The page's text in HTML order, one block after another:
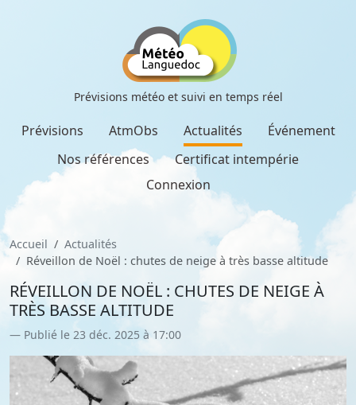
Prévisions météo et suivi en temps réel
Prévisions AtmObs Actualités
Événement
Nos références
Certificat intempérie
Connexion
Accueil
Actualités
Réveillon de Noël : chutes de neige à très basse altitude
RÉVEILLON DE NOËL : CHUTES DE NEIGE À
TRÈS BASSE ALTITUDE
Publié le 23 déc. 2025 à 17:00